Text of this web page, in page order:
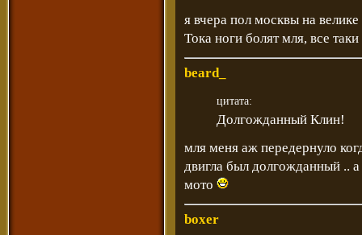
я вчера пол москвы на
Тока ноги болят мля, все
beard_
цитата:
Долгожданный Клин!
мля меня аж передернуло
двигла был долгожданный ..
мото
boxer